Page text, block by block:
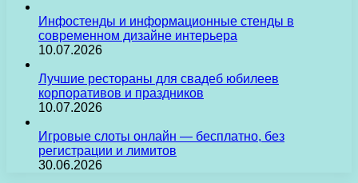
Инфостенды и информационные стенды в
современном дизайне интерьера
10.07.2026
Лучшие рестораны для свадеб юбилеев
корпоративов и праздников
10.07.2026
Игровые слоты онлайн — бесплатно, без
регистрации и лимитов
30.06.2026